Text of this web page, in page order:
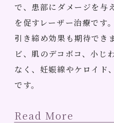
で、患部にダメージを与
を促すレーザー治療です
引き締め効果も期待でき
ビ、肌のデコボコ、小じ
なく、妊娠線やケロイド
です。
Read More